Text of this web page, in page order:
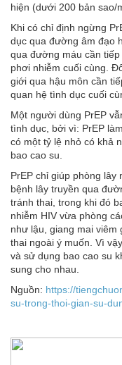
hiện (dưới 200 bản sao/
Khi có chỉ định ngừng
dục qua đường âm đạo
qua đường máu cần
phơi nhiễm cuối cùng.
giới qua hậu môn cần
quan hệ tình dục cuối
Một người dùng PrEP
tình dục, bởi vì: PrEP
có một tỷ lệ nhỏ có khả
bao cao su.
PrEP chỉ giúp phòng
bệnh lây truyền qua
tránh thai, trong khi đó
nhiễm HIV vừa phòng
như lậu, giang mai viêm
thai ngoài ý muốn. Vì
và sử dụng bao cao su
sung cho nhau.
Nguồn: https://
su-trong-thoi-gian-su-